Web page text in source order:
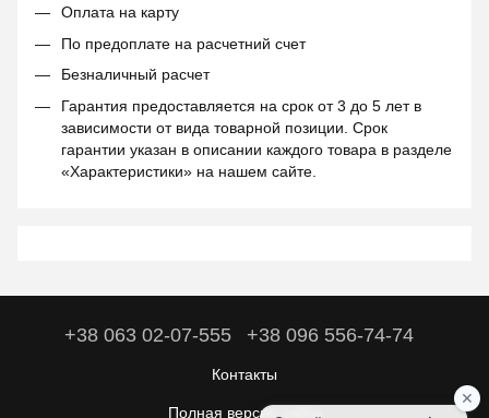
Оплата на карту
По предоплате на расчетний счет
Безналичный расчет
Гарантия предоставляется на срок от 3 до 5 лет в
зависимости от вида товарной позиции. Срок
гарантии указан в описании каждого товара в разделе
«Характеристики» на нашем сайте.
+38 063 02-07-555 +38 096 556-74-74
Контакты
Полная версия сайта